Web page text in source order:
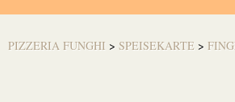
PIZZERIA FUNGHI > SPEISEKARTE >